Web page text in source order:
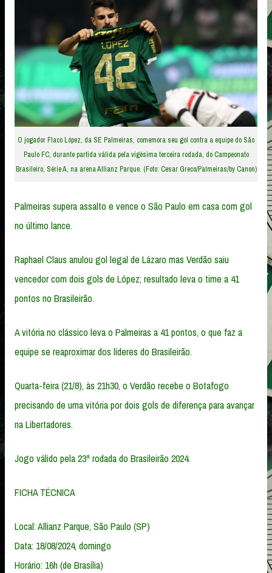
O jogador Flaco López, da SE Palmeiras, comemora seu gol contra a equipe do São
Paulo FC, durante partida válida pela vigésima terceira rodada, do Campeonato
Brasileiro, Série A, na arena Allianz Parque. (Foto: Cesar Greco/Palmeiras/by Canon)
Palmeiras supera assalto e vence o São Paulo em casa com gol
no último lance.
Raphael Claus anulou gol legal de Lázaro mas Verdão saiu
vencedor com dois gols de López; resultado leva o time a 41
pontos no Brasileirão.
A vitória no clássico leva o Palmeiras a 41 pontos, o que faz a
equipe se reaproximar dos líderes do Brasileirão.
Quarta-feira (21/8), às 21h30, o Verdão recebe o Botafogo
precisando de uma vitória por dois gols de diferença para avançar
na Libertadores.
Jogo válido pela 23ª rodada do Brasileirão 2024.
FICHA TÉCNICA
Local: Allianz Parque, São Paulo (SP)
Data: 18/08/2024, domingo
Horário: 16h (de Brasília)